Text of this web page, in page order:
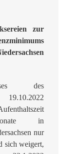
zur
des
19.10.2022
in
nur
sich weigert,